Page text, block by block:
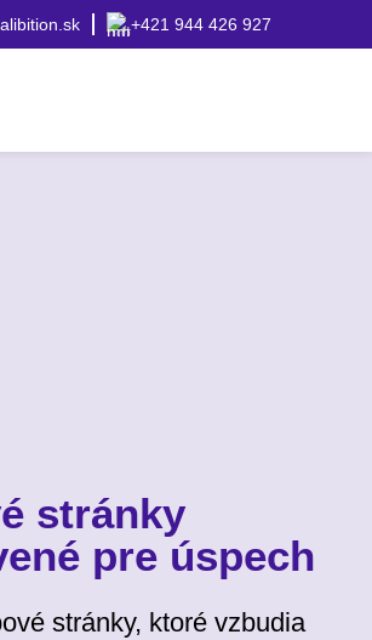
+421 944 426 927
stránky
pre úspech
stránky, ktoré vzbudia